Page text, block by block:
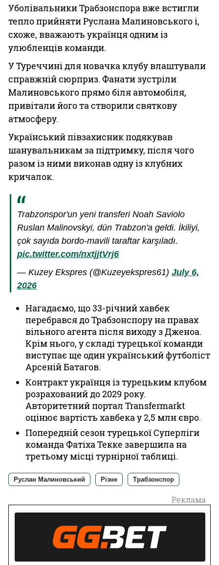
Уболівальники Трабзонспора вже встигли
тепло прийняти Руслана Малиновського і,
схоже, вважають українця одним із
улюбленців команди.
У Туреччині для новачка клубу влаштували
справжній сюрприз. Фанати зустріли
Малиновського прямо біля автомобіля,
привітали його та створили святкову
атмосферу.
Український півзахисник подякував
шанувальникам за підтримку, після чого
разом із ними виконав одну із клубних
кричалок.
Trabzonspor'un yeni transferi Noah Saviolo
Ruslan Malinovskyi, dün Trabzon'a geldi. İkiliyi,
çok sayıda bordo-mavili taraftar karşıladı.
pic.twitter.com/nxtjjtVrj6
— Kuzey Ekspres (@Kuzeyekspres61) July 6,
2026
Нагадаємо, що 33-річний хавбек
перебрався до Трабзонспору на правах
вільного агента після виходу з Дженоа.
Крім нього, у складі турецької команди
виступає ще один український футболіст
Арсеній Батагов.
Контракт українця із турецьким клубом
розрахований до 2029 року.
Авторитетний портал Transfermarkt
оцінює вартість хавбека у 2,5 млн євро.
Попередній сезон турецької Суперліги
команда Фатіха Текке завершила на
третьому місці турнірної таблиці.
Руслан Малиновський Різне Трабзонспор
Реклама